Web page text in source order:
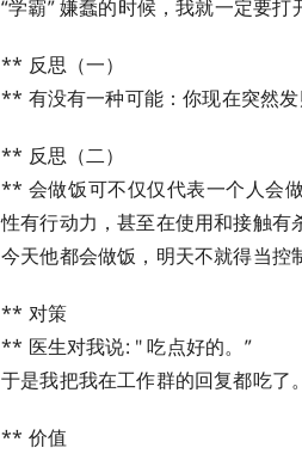
“学霸” 嫌蠢的时候，我就一定要
** 反思（一）
** 有没有一种可能：你现在突然发
** 反思（二）
** 会做饭可不仅仅代表一个人会
性有行动力，甚至在使用和接触有
今天他都会做饭，明天不就得当控
** 对策
** 医生对我说: " 吃点好的。”
于是我把我在工作群的回复都吃了。
** 价值